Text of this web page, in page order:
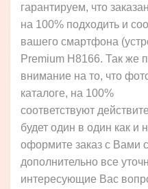
гарантируем, что
на 100% подходить и
вашего смартфона
Premium H8166. Так же
внимание на то, что
каталоге, на 100%
соответствуют
будет один в один как и
оформите заказ с Вами
дополнительно все
интересующие Вас